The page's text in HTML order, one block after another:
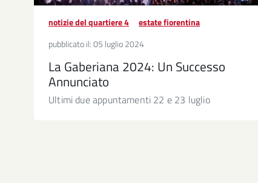
notizie del quartiere 4
estate fiorentina
pubblicato il:05 luglio 2024
La Gaberiana 2024: Un Successo
Annunciato
Ultimi due appuntamenti 22 e 23 luglio